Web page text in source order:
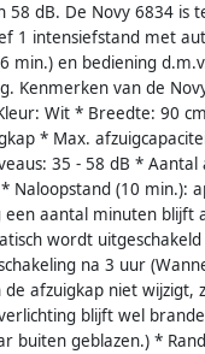
58 dB. De Novy 6834 is
1 intensiefstand met
min.) en bediening
Kenmerken van de
Wit * Breedte: 90
* Max.
35 - 58 dB * Aantal
Naloopstand (10 min.):
een aantal minuten blijft
wordt
na 3 uur
afzuigkap niet wijzigt,
blijft wel
buiten geblazen.) *